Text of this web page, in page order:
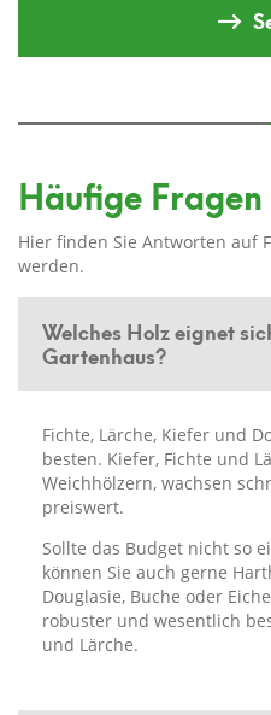
Häufige Fragen
Hier finden Sie Antworten auf
werden.
Welches Holz eignet
Gartenhaus?
Fichte, Lärche, Kiefer und
besten. Kiefer, Fichte und
Weichhölzern, wachsen
preiswert.
Sollte das Budget nicht so
können Sie auch gerne
Douglasie, Buche oder
robuster und wesentlich
und Lärche.